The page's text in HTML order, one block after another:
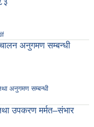
अनुगमण सम्बन्धी
अनुगमण सम्बन्धी
उपकरण मर्मत–संभार